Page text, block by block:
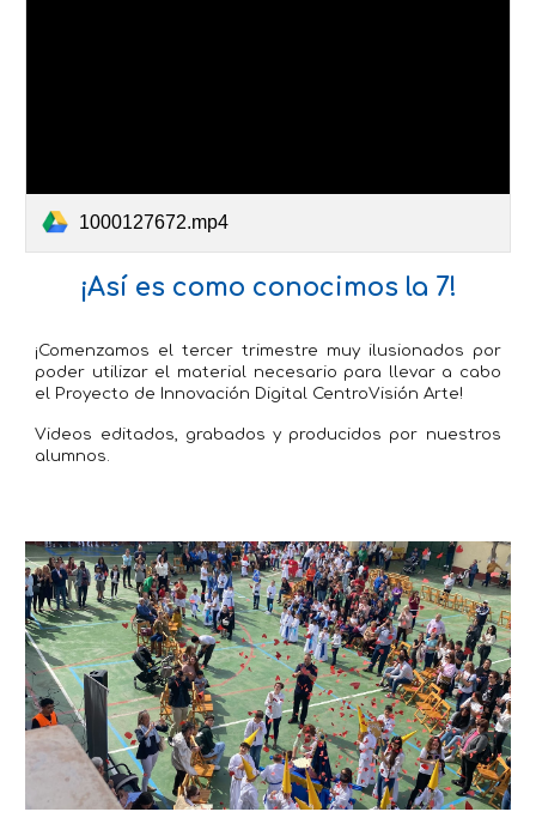
1000127672.mp4
¡Así es como conocimos la 7!
¡Comenzamos el tercer trimestre muy ilusionados por
poder utilizar el material necesario para llevar a cabo
el Proyecto de Innovación Digital CentroVisión Arte!
Videos editados, grabados y producidos por nuestros
alumnos.